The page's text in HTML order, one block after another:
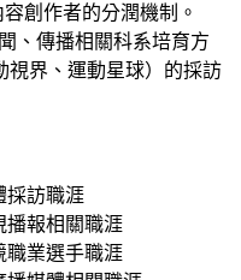
創作者的分潤機制。
、傳播相關科系培育方
視界、運動星球）的採訪
採訪職涯
播報相關職涯
職業選手職涯